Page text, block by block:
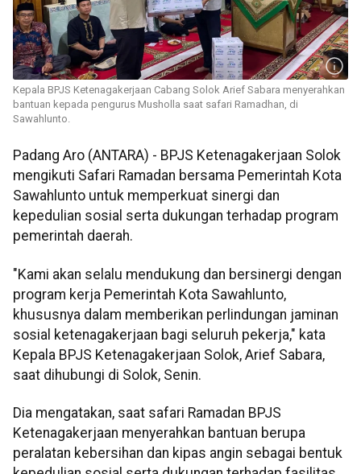
Kepala BPJS Ketenagakerjaan Cabang Solok Arief Sabara menyerahkan
bantuan kepada pengurus Musholla saat safari Ramadhan, di
Sawahlunto.
Padang Aro (ANTARA) - BPJS Ketenagakerjaan Solok
mengikuti Safari Ramadan bersama Pemerintah Kota
Sawahlunto untuk memperkuat sinergi dan
kepedulian sosial serta dukungan terhadap program
pemerintah daerah.
"Kami akan selalu mendukung dan bersinergi dengan
program kerja Pemerintah Kota Sawahlunto,
khususnya dalam memberikan perlindungan jaminan
sosial ketenagakerjaan bagi seluruh pekerja," kata
Kepala BPJS Ketenagakerjaan Solok, Arief Sabara,
saat dihubungi di Solok, Senin.
Dia mengatakan, saat safari Ramadan BPJS
Ketenagakerjaan menyerahkan bantuan berupa
peralatan kebersihan dan kipas angin sebagai bentuk